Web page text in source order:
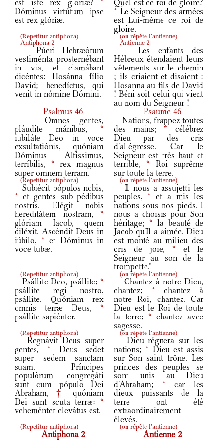
est iste rex glóriæ? *
Dóminus virtútum ipse
est rex glóriæ.
Quel est ce roi de gloire?
* Le Seigneur des armées
est Lui-même ce roi de
gloire.
(Repetitur antiphona) (on répète l'antienne)
Antiphona 2 Antienne 2
Púeri Hebræórum
vestiménta prosternébant
in via, et clamábant
dicéntes: Hosánna fílio
David; benedíctus, qui
venit in nómine Dómini.
Les enfants des
Hébreux étendaient leurs
vêtements sur le chemin
; ils criaient et disaient :
Hosanna au fils de David
! Béni soit celui qui vient
au nom du Seigneur !
Psalmus 46
Psaume 46
Omnes gentes,
pláudite mánibus, *
iubiláte Deo in voce
exsultatiónis, quóniam
Dóminus Altíssimus,
terríbilis, * rex magnus
super omnem terram.
Nations, frappez toutes
des mains;* célébrez
Dieu par des cris
d'allégresse. Car le
Seigneur est très haut et
terrible, * Roi suprême
sur toute la terre.
(Repetitur antiphona) (on répète l'antienne)
Subiécit pópulos nobis,
* et gentes sub pédibus
nostris. Elégit nobis
hereditátem nostram, *
glóriam Iacob, quem
diléxit. Ascéndit Deus in
iúbilo, * et Dóminus in
voce tubæ.
Il nous a assujetti les
peuples,* et a mis les
nations sous nos pieds. l
nous a choisis pour Son
héritage; * la beauté de
Jacob qu'Il a aimée. Dieu
est monté au milieu des
cris de joie,* et le
Seigneur au son de la
trompette."
(Repetitur antiphona) (on répète l'antienne)
Psállite Deo, psállite; *
psállite regi nostro,
psállite. Quóniam rex
omnis terræ Deus, *
psállite sapiénter.
Chantez à notre Dieu,
chantez; * chantez à
notre Roi, chantez. Car
Dieu est le Roi de toute
la terre; * chantez avec
sagesse.
(Repetitur antiphona) (on répète l'antienne)
Regnávit Deus super
gentes,* Deus sedet
super sedem sanctam
suam. Príncipes
populórum congregáti
sunt cum pópulo Dei
Abraham, †
quóniam
Dei sunt scuta terræ: *
veheménter elevátus est.
Dieu régnera sur les
nations; * Dieu est assis
sur Son saint trône. Les
princes des peuples se
sont unis au Dieu
d'Abraham; * car les
dieux puissants de la
terre ont été
extraordinairement
élevés.
(Repetitur antiphona) (on répète l'antienne)
Antiphona 2 Antienne 2